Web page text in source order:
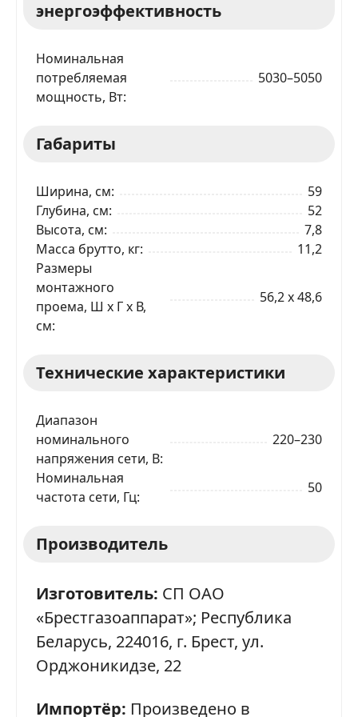
энергоэффективность
Номинальная
потребляемая
мощность, Вт
5030–5050
Габариты
Ширина, см
59
Глубина, см
52
Высота, см
7,8
Масса брутто, кг
11,2
Размеры
монтажного
проема, Ш x Г x В,
см
56,2 x 48,6
Технические характеристики
Диапазон
номинального
напряжения сети, В
220–230
Номинальная
частота сети, Гц
50
Производитель
Изготовитель: СП ОАО
«Брестгазоаппарат»; Республика
Беларусь, 224016, г. Брест, ул.
Орджоникидзе, 22
Импортёр: Произведено в
Я даю согласие на обработку моих персональных
данных в соответствии
площадки